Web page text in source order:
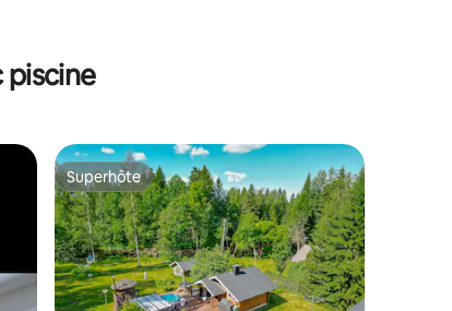
: 4,95 sur 5
Superhôte
Superhôte